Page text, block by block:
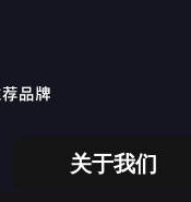
关于我们